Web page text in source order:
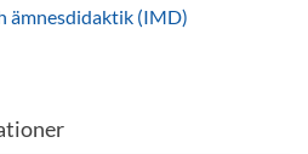
ämnesdidaktik (IMD)